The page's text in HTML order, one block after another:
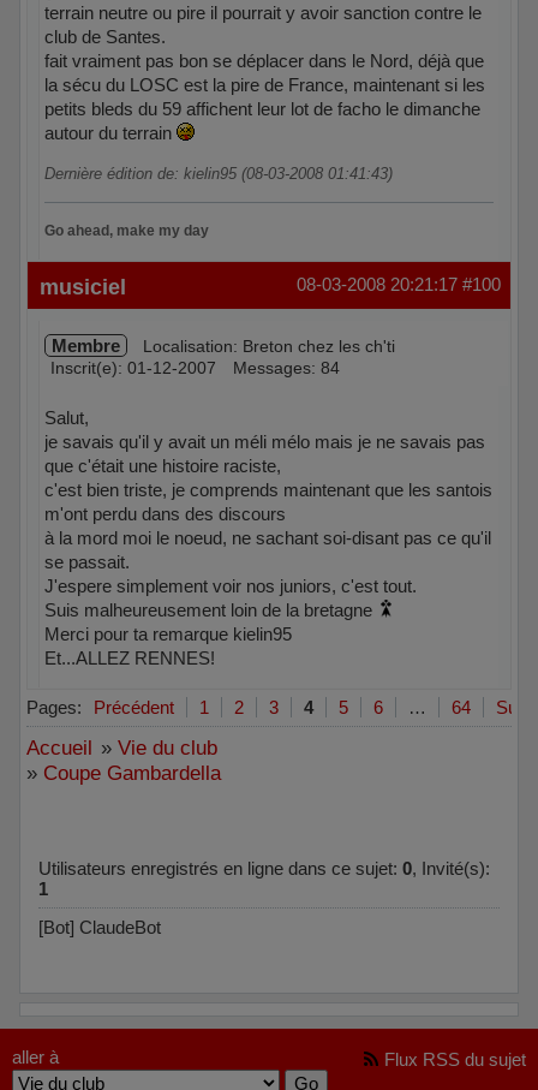
terrain neutre ou pire il pourrait y avoir sanction contre le
club de Santes.
fait vraiment pas bon se déplacer dans le Nord, déjà que
la sécu du LOSC est la pire de France, maintenant si les
petits bleds du 59 affichent leur lot de facho le dimanche
autour du terrain
Dernière édition de: kielin95 (08-03-2008 01:41:43)
Go ahead, make my day
Hors ligne #100
08-03-2008 20:21:17
musiciel
Membre
Localisation: Breton chez les ch'ti
Inscrit(e): 01-12-2007
Messages: 84
Salut,
je savais qu'il y avait un méli mélo mais je ne savais pas
que c'était une histoire raciste,
c'est bien triste, je comprends maintenant que les santois
m'ont perdu dans des discours
à la mord moi le noeud, ne sachant soi-disant pas ce qu'il
se passait.
J'espere simplement voir nos juniors, c'est tout.
Suis malheureusement loin de la bretagne
Merci pour ta remarque kielin95
Et...ALLEZ RENNES!
Hors ligne
Pages: Précédent 1 2 3 4 5 6 … 64
Accueil » Vie du club
» Coupe Gambardella
Utilisateurs enregistrés en ligne dans ce sujet: 0, Invité(s):
1
[Bot] ClaudeBot
aller à Flux RSS du sujet